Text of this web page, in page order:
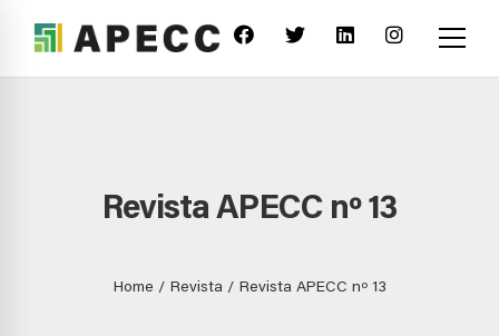
Revista APECC nº 13
Home Revista Revista APECC nº 13